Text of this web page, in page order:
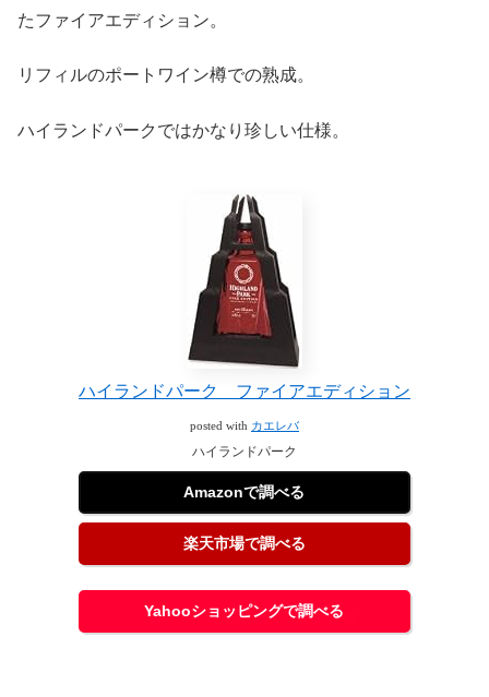
たファイアエディション。
リフィルのポートワイン樽での熟成。
ハイランドパークではかなり珍しい仕様。
ハイランドパーク ファイアエディション
posted with カエレバ
ハイランドパーク
Amazonで調べる
楽天市場で調べる
Yahooショッピングで調べる